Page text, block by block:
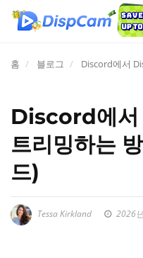
홈 블로그 Discord에서
Discord에
트리밍하는
드)
Tessa Kirkland 2026